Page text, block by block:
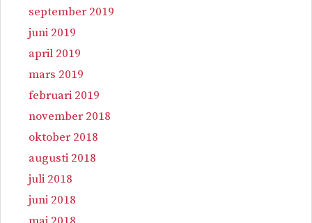
september 2019
juni 2019
april 2019
mars 2019
februari 2019
november 2018
oktober 2018
augusti 2018
juli 2018
juni 2018